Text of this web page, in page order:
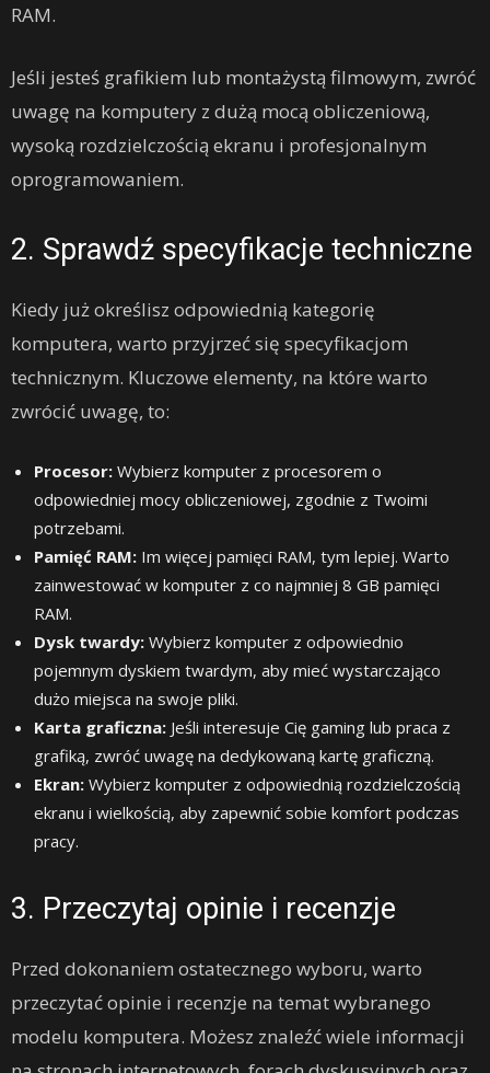
RAM.
Jeśli jesteś grafikiem lub montażystą filmowym, zwróć
uwagę na komputery z dużą mocą obliczeniową,
wysoką rozdzielczością ekranu i profesjonalnym
oprogramowaniem.
2. Sprawdź specyfikacje techniczne
Kiedy już określisz odpowiednią kategorię
komputera, warto przyjrzeć się specyfikacjom
technicznym. Kluczowe elementy, na które warto
zwrócić uwagę, to:
Procesor: Wybierz komputer z procesorem o
odpowiedniej mocy obliczeniowej, zgodnie z Twoimi
potrzebami.
Pamięć RAM: Im więcej pamięci RAM, tym lepiej. Warto
zainwestować w komputer z co najmniej 8 GB pamięci
RAM.
Dysk twardy: Wybierz komputer z odpowiednio
pojemnym dyskiem twardym, aby mieć wystarczająco
dużo miejsca na swoje pliki.
Karta graficzna: Jeśli interesuje Cię gaming lub praca z
grafiką, zwróć uwagę na dedykowaną kartę graficzną.
Ekran: Wybierz komputer z odpowiednią rozdzielczością
ekranu i wielkością, aby zapewnić sobie komfort podczas
pracy.
3. Przeczytaj opinie i recenzje
Przed dokonaniem ostatecznego wyboru, warto
przeczytać opinie i recenzje na temat wybranego
modelu komputera. Możesz znaleźć wiele informacji